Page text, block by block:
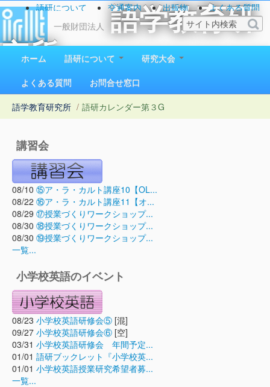
一般財団法人
語学教育研
究所
1923（大正12）年創立
語研について 交通案内 出版物
よくある質問
お問い合わせ
ホーム 語研について
研究大会
よくある質問
お問合せ窓口
語学教育研究所 / 語研カレンダー第３G
講習会
08/10 ⑮ア・ラ・カルト講座10【OL...
08/22 ⑯ア・ラ・カルト講座11【オ...
08/29 ⑰授業づくりワークショップ...
08/30 ⑱授業づくりワークショップ...
08/30 ⑲授業づくりワークショップ...
一覧...
小学校英語のイベント
08/23 小学校英語研修会⑤ [混]
09/27 小学校英語研修会⑥ [空]
03/31 小学校英語研修会 年間予定...
01/01 語研ブックレット『小学校英...
01/01 小学校英語授業研究希望者募...
一覧...